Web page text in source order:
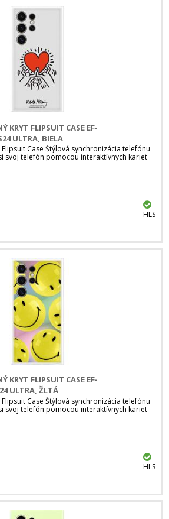
KRYT FLIPSUIT CASE EF-
ULTRA, BIELA
Case Štýlová synchronizácia telefónu
svoj telefón pomocou interaktívnych kariet
HLS
KRYT FLIPSUIT CASE EF-
ULTRA, ŽLTÁ
Case Štýlová synchronizácia telefónu
svoj telefón pomocou interaktívnych kariet
HLS